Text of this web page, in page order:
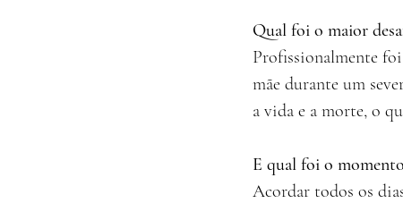
Qual foi o maior
Profissionalmente
mãe durante um
a vida e a morte, o
E qual foi o
Acordar todos os